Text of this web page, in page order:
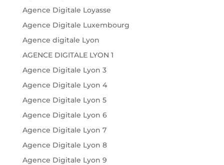
Agence Digitale Loyasse
Agence Digitale Luxembourg
Agence digitale Lyon
AGENCE DIGITALE LYON 1
Agence Digitale Lyon 3
Agence Digitale Lyon 4
Agence Digitale Lyon 5
Agence Digitale Lyon 6
Agence Digitale Lyon 7
Agence Digitale Lyon 8
Agence Digitale Lyon 9